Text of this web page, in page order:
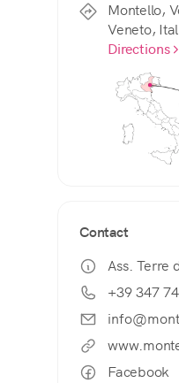
Montello,
Veneto,
Directions
Contact
Ass. Terre
+39 347
Facebook